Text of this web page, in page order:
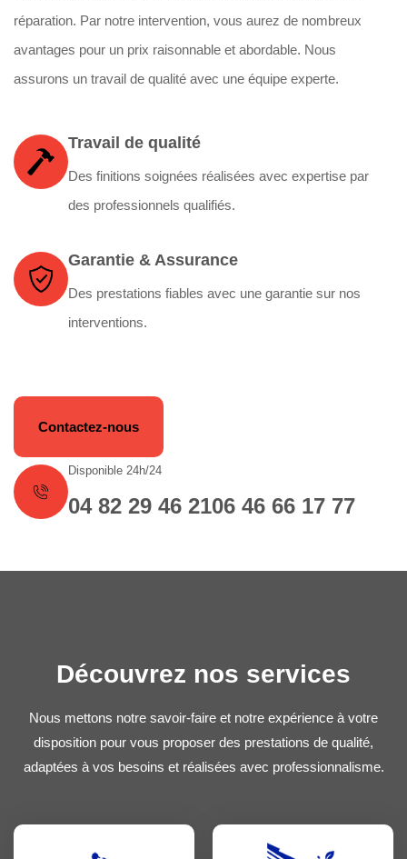
réparation. Par notre intervention, vous aurez de nombreux
avantages pour un prix raisonnable et abordable. Nous
assurons un travail de qualité avec une équipe experte.
Travail de qualité
Des finitions soignées réalisées avec expertise par
des professionnels qualifiés.
Garantie & Assurance
Des prestations fiables avec une garantie sur nos
interventions.
Contactez-nous
Disponible 24h/24
04 82 29 46 2106 46 66 17 77
Découvrez nos services
Nous mettons notre savoir-faire et notre expérience à votre
disposition pour vous proposer des prestations de qualité,
adaptées à vos besoins et réalisées avec professionnalisme.